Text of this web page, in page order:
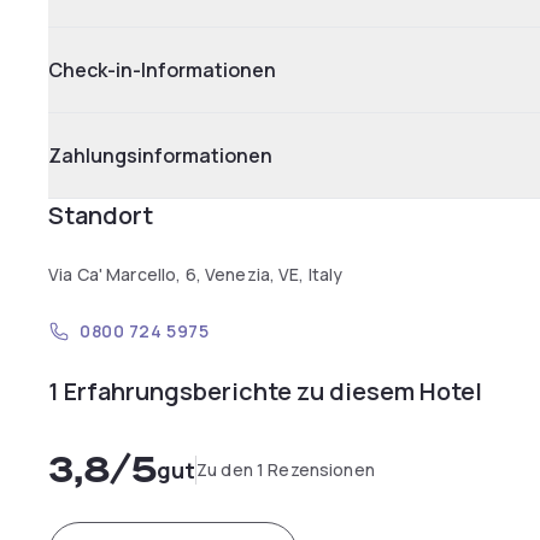
Check-in-Informationen
Zahlungsinformationen
Standort
Via Ca' Marcello, 6, Venezia, VE, Italy
0800 724 5975
1 Erfahrungsberichte zu diesem Hotel
3,8/5gutZu den 1 Rezensionen